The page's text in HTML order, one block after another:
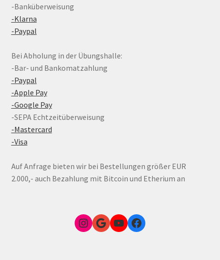
-Banküberweisung
-Klarna
-Paypal
Bei Abholung in der Übungshalle:
-Bar- und Bankomatzahlung
-Paypal
-Apple Pay
-Google Pay
-SEPA Echtzeitüberweisung
-Mastercard
-Visa
Auf Anfrage bieten wir bei Bestellungen größer EUR
2.000,- auch Bezahlung mit Bitcoin und Etherium an
Instagram
Google Link zum FunShop WienYouTubeFacebook